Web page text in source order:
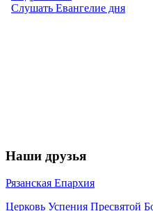
Наши друзья
Рязанская Епархия
Церковь Успения Пресвятой